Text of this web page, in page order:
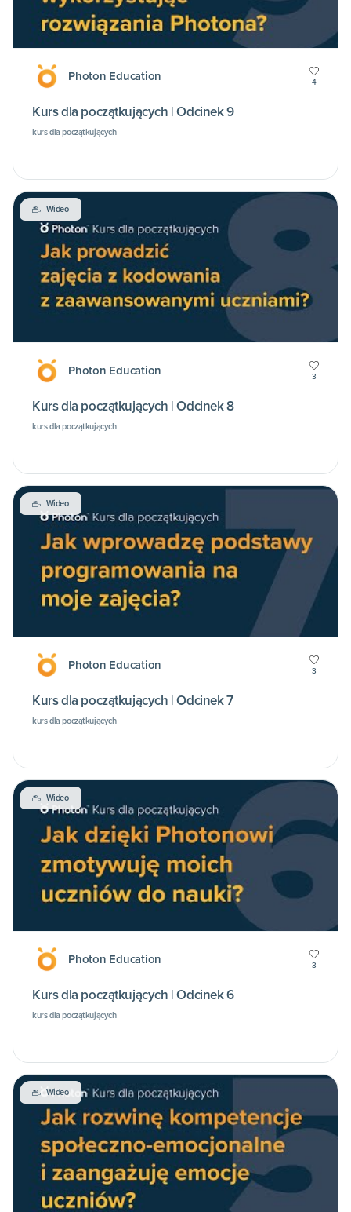
Photon Education 4
Kurs dla początkujących | Odcinek 9
kurs dla początkujących
Wideo
Photon Education 3
Kurs dla początkujących | Odcinek 8
kurs dla początkujących
Wideo
Photon Education 3
Kurs dla początkujących | Odcinek 7
kurs dla początkujących
Wideo
Photon Education 3
Kurs dla początkujących | Odcinek 6
kurs dla początkujących
Wideo